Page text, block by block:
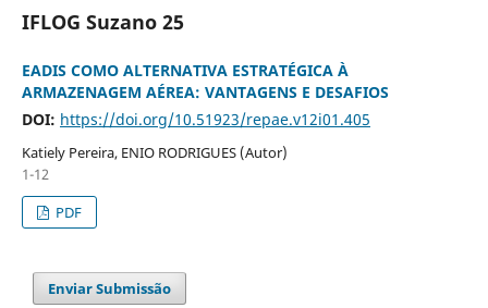
IFLOG Suzano 25
EADIS COMO ALTERNATIVA ESTRATÉGICA À
ARMAZENAGEM AÉREA: VANTAGENS E DESAFIOS
DOI: https://doi.org/10.51923/repae.v12i01.405
Katiely Pereira, ENIO RODRIGUES (Autor)
1-12
PDF
Enviar Submissão